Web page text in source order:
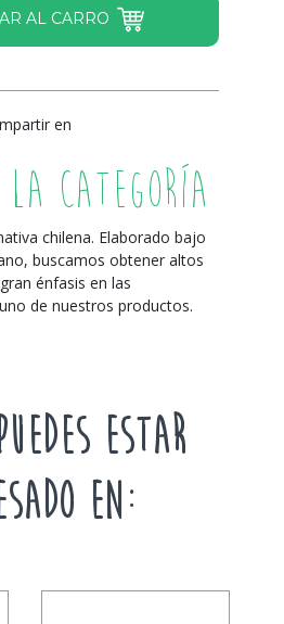
en
la Categoría
chilena. Elaborado bajo
buscamos obtener altos
énfasis en las
de nuestros productos.
ESTAR
EN: